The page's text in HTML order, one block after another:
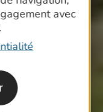
avec